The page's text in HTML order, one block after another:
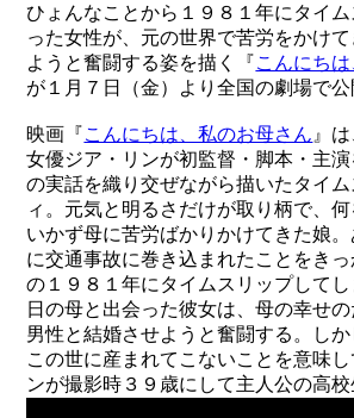
ひょんなことから１９８１年にタイム
った女性が、元の世界で苦労をかけ
ようと奮闘する姿を描く『こんにち
が１月７日（金）より全国の劇場で公
映画『こんにちは、私のお母さん 』
女優ジア・リンが初監督・脚本・主
の実話を織り交ぜながら描いたタイ
ィ。元気と明るさだけが取り柄で、何
いかず母に苦労ばかりかけてきた娘
に交通事故に巻き込まれたことをき
の１９８１年にタイムスリップして
日の母と出会った彼女は、母の幸せ
男性と結婚させようと奮闘する。し
この世に産まれてこないことを意味
ンが撮影時３９歳にして主人公の高校